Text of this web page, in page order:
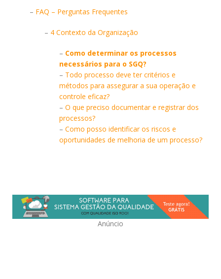
– FAQ – Perguntas Frequentes
– 4 Contexto da Organização
– Como determinar os processos
necessários para o SGQ?
– Todo processo deve ter critérios e
métodos para assegurar a sua operação e
controle eficaz?
– O que preciso documentar e registrar dos
processos?
– Como posso identificar os riscos e
oportunidades de melhoria de um processo?
Anúncio